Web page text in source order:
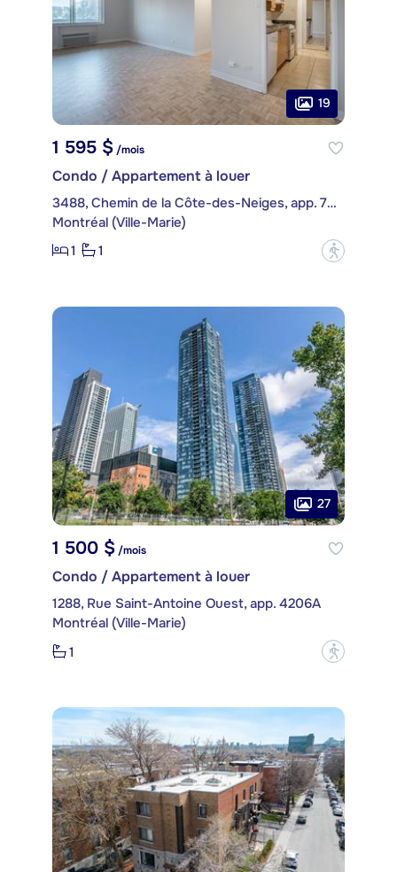
19
1 595 $ /mois
Condo / Appartement à louer
3488, Chemin de la Côte-des-Neiges, app. 709
Montréal (Ville-Marie)
1
1 ?
27
1 500 $/mois
Condo / Appartement à louer
1288, Rue Saint-Antoine Ouest, app. 4206A
Montréal (Ville-Marie)
1
?